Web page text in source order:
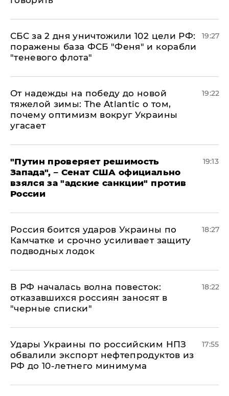
СБС за 2 дня уничтожили 102 цели РФ:
поражены база ФСБ "Феня" и корабли
"теневого флота"
19:27
От надежды на победу до новой
тяжелой зимы: The Atlantic о том,
почему оптимизм вокруг Украины
угасает
19:22
"Путин проверяет решимость
Запада", – Сенат США официально
взялся за "адские санкции" против
России
19:13
Россия боится ударов Украины по
Камчатке и срочно усиливает защиту
подводных лодок
18:27
​В РФ началась волна повесток:
отказавшихся россиян заносят в
"черные списки"
18:22
Удары Украины по российским НПЗ
обвалили экспорт нефтепродуктов из
РФ до 10-летнего минимума
17:55